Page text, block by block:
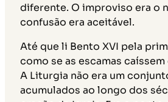
diferente. O improviso era o
confusão era aceitável.
Até que li Bento XVI pela
como se as escamas
A Liturgia não era um
acumulados ao longo dos